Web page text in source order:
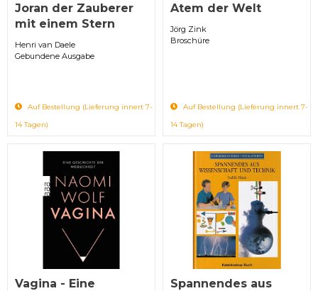
Joran der Zauberer
mit einem Stern
Henri van Daele
Gebundene Ausgabe
Auf Bestellung (Lieferung innert 7-
14 Tagen)
Atem der Welt
Jörg Zink
Broschüre
Auf Bestellung (Lieferung innert 7-
14 Tagen)
Vagina - Eine
Spannendes aus